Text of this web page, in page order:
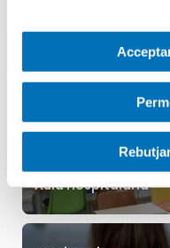
Categories
Aula Hospitalària